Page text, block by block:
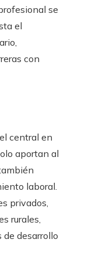
se
el
con
central en
aportan al
laboral.
privados,
rurales,
desarrollo